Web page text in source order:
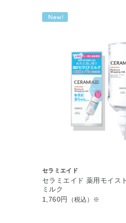
セラミエイド
セラミエイド 薬用モイス
ミルク
1,760円
（税込）※